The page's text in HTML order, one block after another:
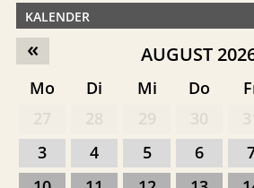
KALENDER
« AUGUST
Mo Di Mi Do
3
4 5 6